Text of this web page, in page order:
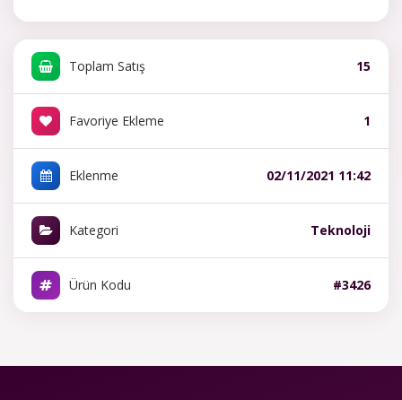
Toplam Satış 15
Favoriye Ekleme 1
Eklenme 02/11/2021 11:42
Kategori Teknoloji
Ürün Kodu #3426